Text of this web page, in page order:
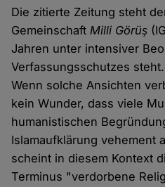
Die zitierte Zeitung steht
GemeinschaftMilli Görüş
Jahren unter intensiver
Verfassungsschutzes steht.
Wenn solche Ansichten
kein Wunder, dass viele
humanistischen
Islamaufklärung vehement
scheint in diesem Kontext
Terminus "verdorbene